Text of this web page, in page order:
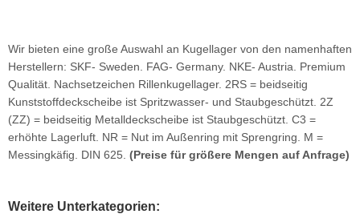
Wir bieten eine große Auswahl an Kugellager von den namenhaften
Herstellern: SKF- Sweden. FAG- Germany. NKE- Austria. Premium
Qualität. Nachsetzeichen Rillenkugellager. 2RS = beidseitig
Kunststoffdeckscheibe ist Spritzwasser- und Staubgeschützt. 2Z
(ZZ) = beidseitig Metalldeckscheibe ist Staubgeschützt. C3 =
erhöhte Lagerluft. NR = Nut im Außenring mit Sprengring. M =
Messingkäfig. DIN 625. (Preise für größere Mengen auf Anfrage)
Weitere Unterkategorien: